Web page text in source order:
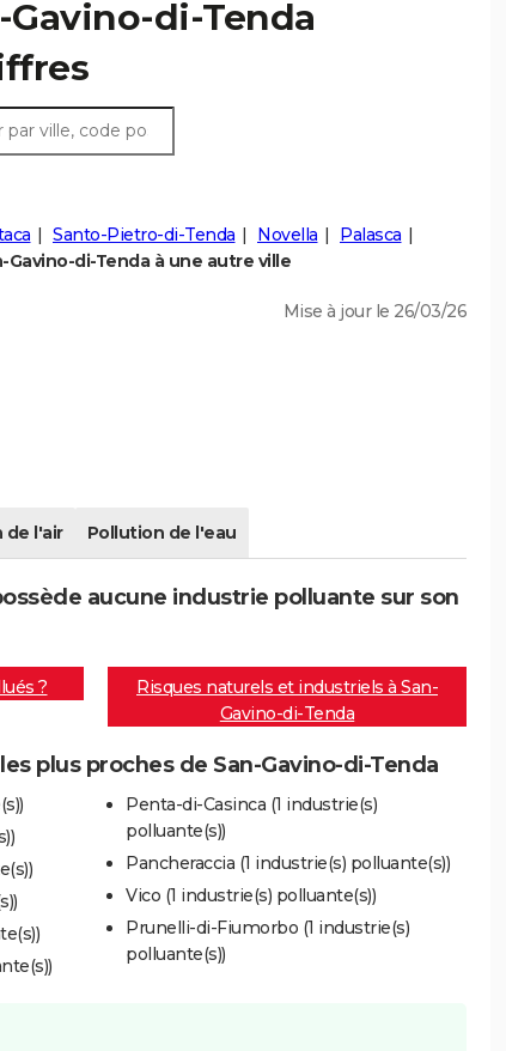
di-Tenda
Santo-Pietro-di-Tenda Novella
Palasca
Gavino-di-Tenda à une autre ville
Mise à jour le 26/03/26
de l'air Pollution de l'eau
aucune industrie polluante sur son
?
Risques naturels et industriels à San-
Gavino-di-Tenda
plus proches de San-Gavino-di-Tenda
Penta-di-Casinca (1 industrie(s)
polluante(s))
Pancheraccia (1 industrie(s) polluante(s))
Vico (1 industrie(s) polluante(s))
Prunelli-di-Fiumorbo (1 industrie(s)
polluante(s))